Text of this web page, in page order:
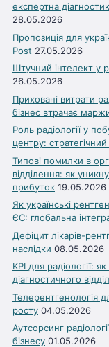
експертна
28.05.2026
Пропозиція для
Post 27.05.2026
Штучний інтелект у
26.05.2026
Приховані витрати
бізнес втрачає
Роль радіології у
центру:
Типові помилки в
відділення: як
прибуток 19.05.2026
Як українські
ЄС: глобальна
Дефіцит лікарів-
наслідки 08.05.2026
KPI для радіології:
діагностичного
Телерентгенологія
росту 04.05.2026
Аутсорсинг
бізнесу 01.05.2026